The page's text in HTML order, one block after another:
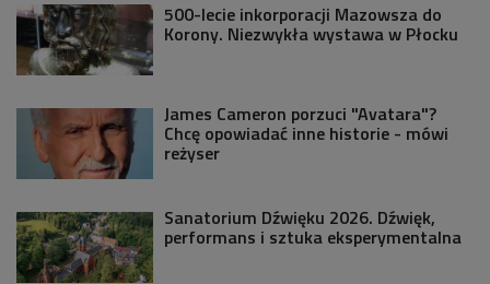
500-lecie inkorporacji Mazowsza do
Korony. Niezwykła wystawa w Płocku
James Cameron porzuci "Avatara"?
Chcę opowiadać inne historie - mówi
reżyser
Sanatorium Dźwięku 2026. Dźwięk,
performans i sztuka eksperymentalna